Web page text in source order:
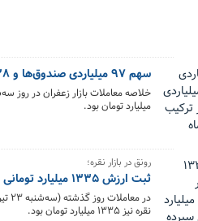
سهم ۹۷ میلیاردی صندوق‌ها و ۲۸ میلیاردی گواهی زعفران در ترکیب معاملات ۲۳ تیرماه
میلیارد تومان بود.
رونق در بازار نقره؛
ثبت ارزش ۱۳۳۵ میلیارد تومانی در صندوق‌ها و ۴۷۹ میلیارد تومانی در گواهی سپرده
نقره نیز ۱۳۳۵ میلیارد تومان بود.